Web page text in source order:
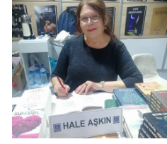
kokusuyla Aç tefeül yaprağını,
gökkuşağı çıkar mı bugün? * Her
gecenin...